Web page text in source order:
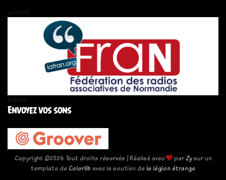
Envoyez vos sons
Copyright ©2026 Tout droits réservés | Réalisé avec parZysur un
template deColorlibavec le soutien de la légion étrange